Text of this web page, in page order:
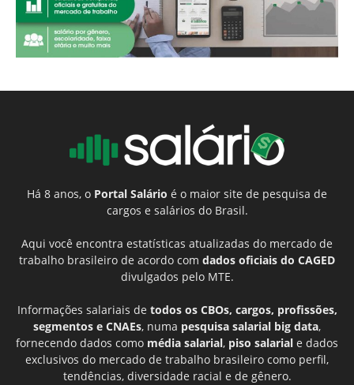
Há 8 anos, o Portal Salário é o maior site de pesquisa de
cargos e salários do Brasil.
Aqui você encontra estatísticas atualizadas do mercado de
trabalho brasileiro de acordo com dados oficiais do CAGED
divulgados pelo MTE.
Informações salariais de todos os CBOs, cargos, profissões,
segmentos e CNAEs, numa pesquisa salarial big data,
fornecendo dados como média salarial, piso salarial e dados
exclusivos do mercado de trabalho brasileiro como perfil,
tendências, diversidade racial e de gênero.